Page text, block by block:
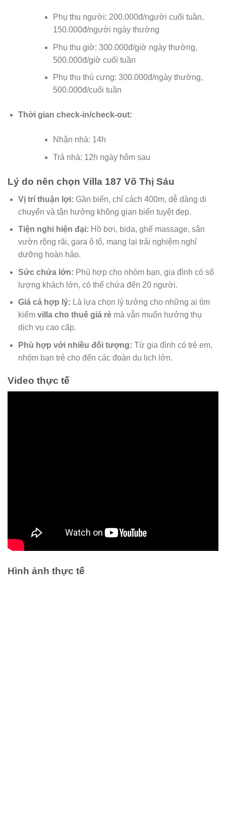
Phụ thu người: 200.000đ/người cuối tuần,
150.000đ/người ngày thường
Phụ thu giờ: 300.000đ/giờ ngày thường,
500.000đ/giờ cuối tuần
Phụ thu thú cưng: 300.000đ/ngày thường,
500.000đ/cuối tuần
Thời gian check-in/check-out:
Nhận nhà: 14h
Trả nhà: 12h ngày hôm sau
Lý do nên chọn Villa 187 Võ Thị Sáu
Vị trí thuận lợi: Gần biển, chỉ cách 400m, dễ dàng di
chuyển và tận hưởng không gian biển tuyệt đẹp.
Tiện nghi hiện đại: Hồ bơi, bida, ghế massage, sân
vườn rộng rãi, gara ô tô, mang lại trải nghiệm nghỉ
dưỡng hoàn hảo.
Sức chứa lớn: Phù hợp cho nhóm bạn, gia đình có số
lượng khách lớn, có thể chứa đến 20 người.
Giá cả hợp lý: Là lựa chọn lý tưởng cho những ai tìm
kiếm villa cho thuê giá rẻmà vẫn muốn hưởng thụ
dịch vụ cao cấp.
Phù hợp với nhiều đối tượng: Từ gia đình có trẻ em,
nhóm bạn trẻ cho đến các đoàn du lịch lớn.
Video thực tế
Hình ảnh thực tế